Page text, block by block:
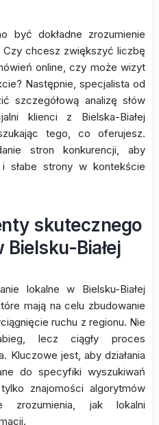
być dokładne zrozumienie
chcesz zwiększyć liczbę
online, czy może wizyt
Następnie, specjalista od
szczegółową analizę słów
klienci z Bielska-Białej
tego, co oferujesz.
stron konkurencji, aby
słabe strony w kontekście
skutecznego
Bielsku-Białej
lokalne w Bielsku-Białej
mają na celu zbudowanie
ruchu z regionu. Nie
lecz ciągły proces
Kluczowe jest, aby działania
do specyfiki wyszukiwań
znajomości algorytmów
zrozumienia, jak lokalni